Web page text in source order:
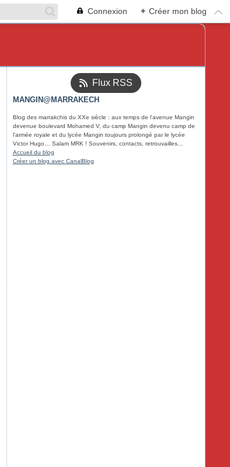
Connexion + Créer mon blog
Flux RSS
MANGIN@MARRAKECH
Blog des marrakchis du XXe siècle : aux temps de l'avenue Mangin
devenue boulevard Mohamed V, du camp Mangin devenu camp de
l'armée royale et du lycée Mangin toujours prolongé par le lycée
Victor Hugo… Salam MRK ! Souvenirs, contacts, retrouvailles…
Accueil du blog
Créer un blog avec CanalBlog